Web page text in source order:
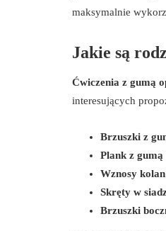
maksymalnie
Jakie są
Ćwiczenia z gumą
interesujących
Brzuszki z
Plank z gumą
Wznosy
Skręty w
Brzuszki